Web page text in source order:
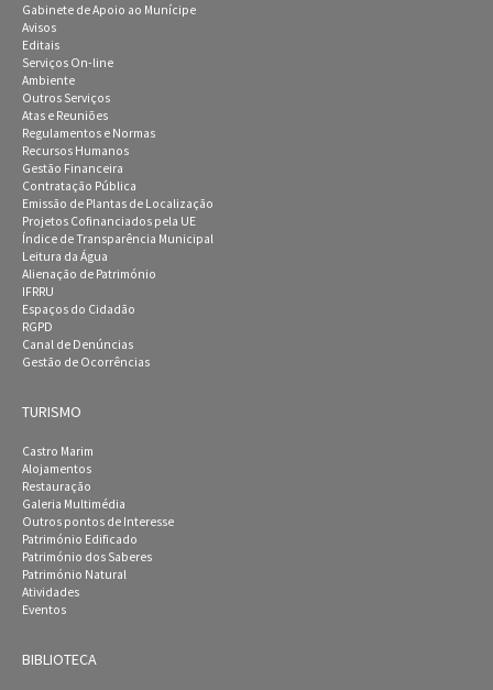
Gabinete de Apoio ao Munícipe
Avisos
Editais
Serviços On-line
Ambiente
Outros Serviços
Atas e Reuniões
Regulamentos e Normas
Recursos Humanos
Gestão Financeira
Contratação Pública
Emissão de Plantas de Localização
Projetos Cofinanciados pela UE
Índice de Transparência Municipal
Leitura da Água
Alienação de Património
IFRRU
Espaços do Cidadão
RGPD
Canal de Denúncias
Gestão de Ocorrências
TURISMO
Castro Marim
Alojamentos
Restauração
Galeria Multimédia
Outros pontos de Interesse
Património Edificado
Património dos Saberes
Património Natural
Atividades
Eventos
BIBLIOTECA